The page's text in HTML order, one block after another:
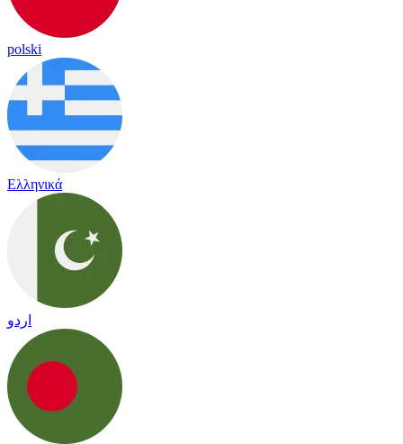
polski
Ελληνικά
اردو